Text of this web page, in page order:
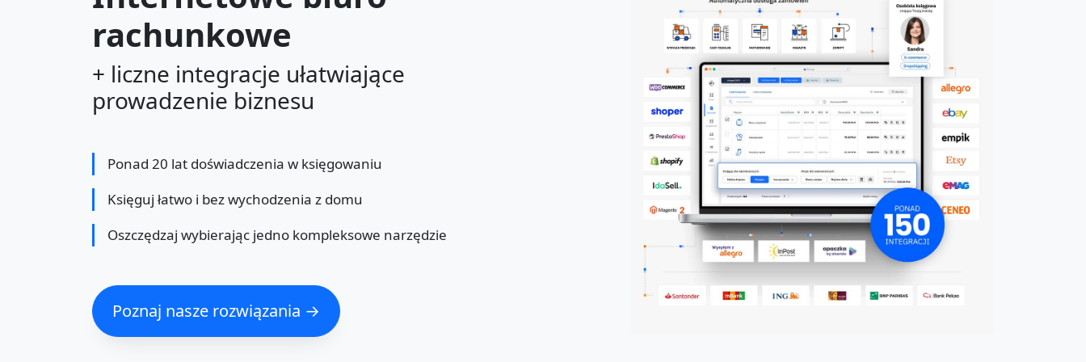
rachunkowe
+ liczne integracje ułatwiające
prowadzenie biznesu
Ponad 20 lat doświadczenia w księgowaniu
Księguj łatwo i bez wychodzenia z domu
Oszczędzaj wybierając jedno kompleksowe narzędzie
Poznaj nasze rozwiązania →